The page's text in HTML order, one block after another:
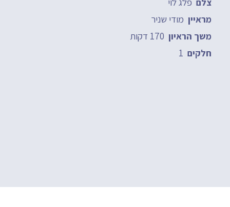
מראיין מודי שניר
משך הראיון
חלקים